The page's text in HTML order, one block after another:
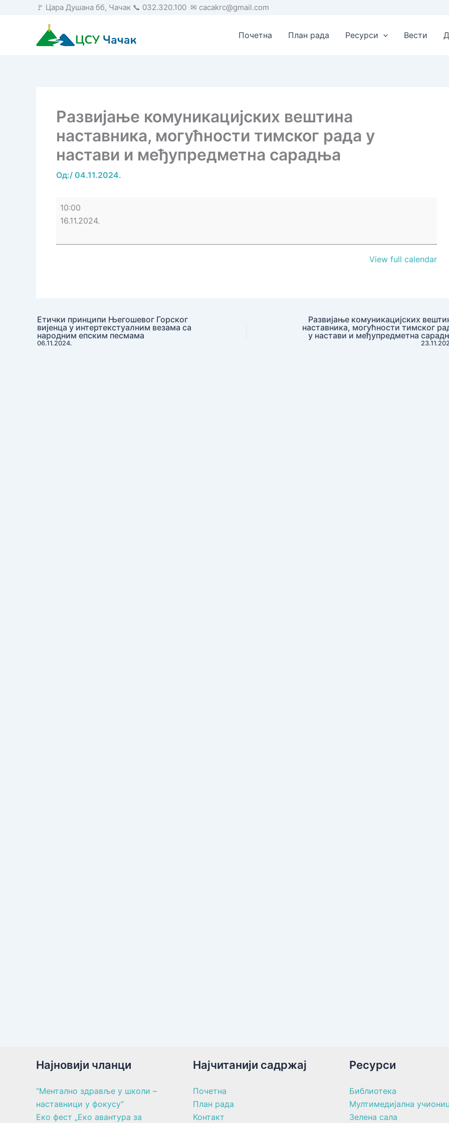
🚩 Цара Душана бб, Чачак 📞 032.320.100 ✉ cacakrc@gmail.com
Почетна План рада Ресурси Вести
Развијање комуникацијских вештина
наставника, могућности тимског рада у
настави и међупредметна сарадња
Од:/ 04.11.2024.
Развијање
комуникацијских
наставника,
и
међупредметна
сарадња
10:00
16.11.2024.
View full calendar
Етички принципи Његошевог Горског
вијенца у интертекстуалним везама са
народним епским песмама
06.11.2024.
Развијање комуникацијских
наставника, могућности тимског
у настави и међупредметна
Најновији чланци
“Ментално здравље у школи –
наставници у фокусу“
Еко фест „Еко авантура за
Најчитанији садржај
Почетна
План рада
Контакт
Ресурси
Библиотека
Мултимедијална
Зелена сала